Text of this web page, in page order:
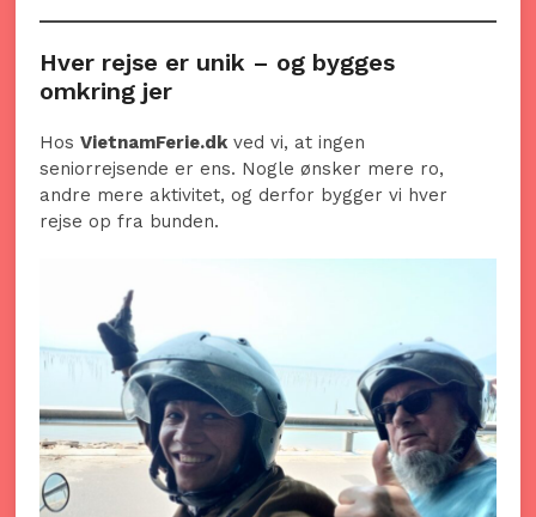
Hver rejse er unik – og bygges
omkring jer
HosVietnamFerie.dkved vi, at ingen
seniorrejsende er ens. Nogle ønsker mere ro,
andre mere aktivitet, og derfor bygger vi hver
rejse op fra bunden.